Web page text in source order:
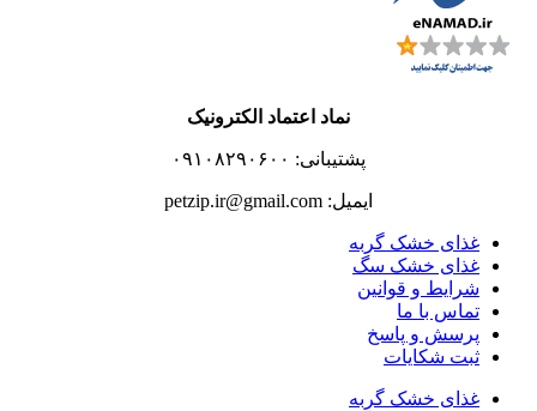
نماد اعتماد الکترونیک
پشتیبانی: ۰۹۱۰۸۲۹۰۶۰۰
ایمیل: petzip.ir@gmail.com
غذای خشک گربه
غذای خشک سگ
شرایط و قوانین
تماس با ما
پرسش و پاسخ
ثبت شکایات
غذای خشک گربه